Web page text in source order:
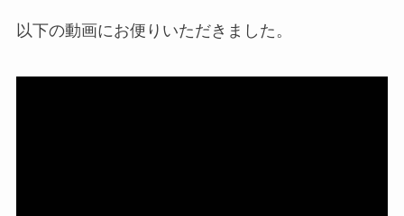
以下の動画にお便りいただきました。